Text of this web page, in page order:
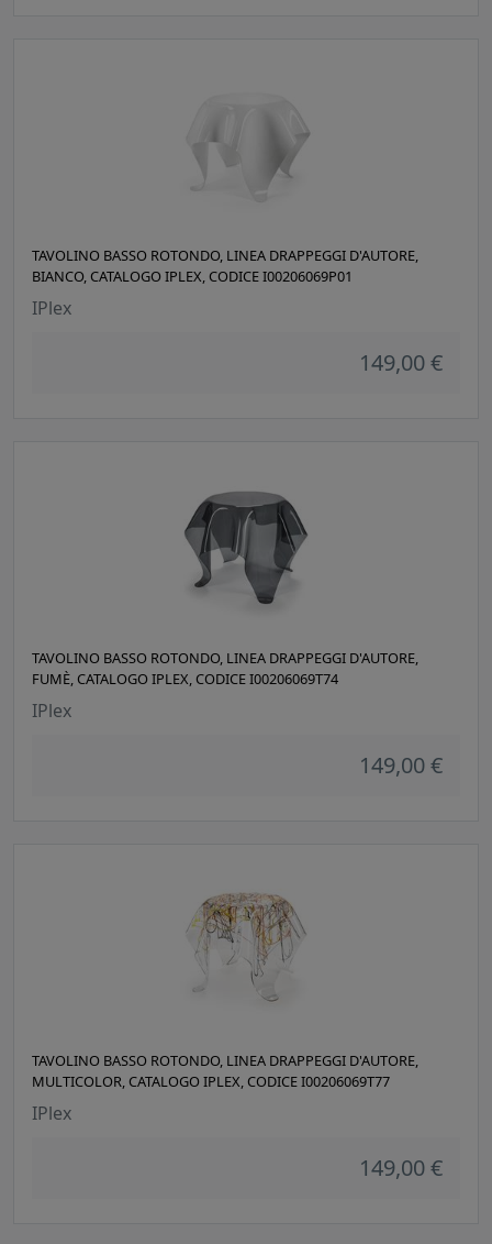
TAVOLINO BASSO ROTONDO, LINEA DRAPPEGGI D'AUTORE,
BIANCO, CATALOGO IPLEX, CODICE I00206069P01
IPlex
149,00 €
TAVOLINO BASSO ROTONDO, LINEA DRAPPEGGI D'AUTORE,
FUMÈ, CATALOGO IPLEX, CODICE I00206069T74
IPlex
149,00 €
TAVOLINO BASSO ROTONDO, LINEA DRAPPEGGI D'AUTORE,
MULTICOLOR, CATALOGO IPLEX, CODICE I00206069T77
IPlex
149,00 €